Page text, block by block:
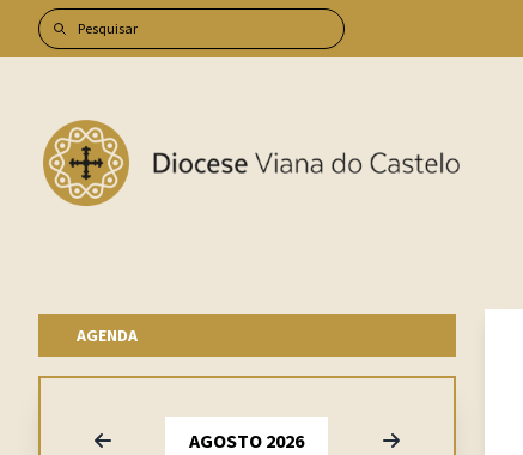
AGENDA
Anterior AGOSTO 2026 Seguinte